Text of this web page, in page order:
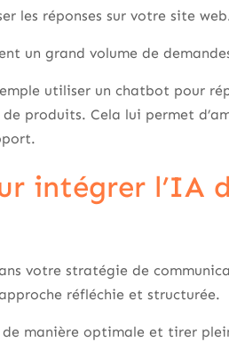
les réponses sur votre site
un grand volume de
utiliser un chatbot pour
produits. Cela lui permet
intégrer l’IA
votre stratégie de
réfléchie et structurée.
manière optimale et tirer